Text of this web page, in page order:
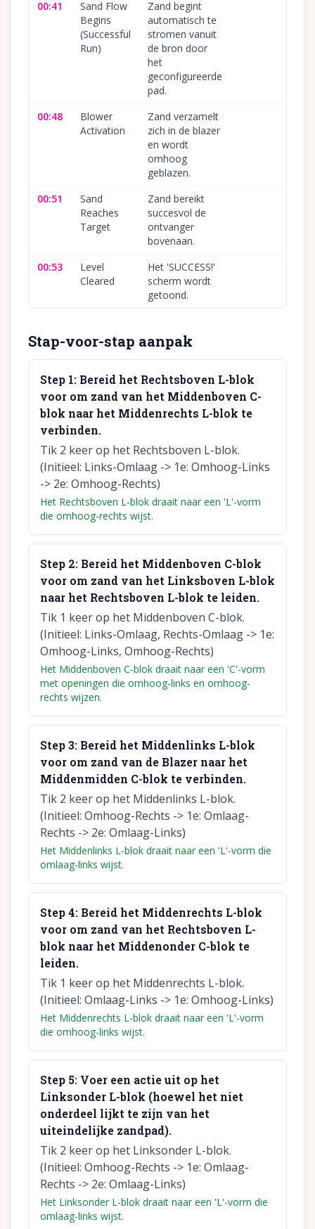
00:41
Sand Flow
Begins
(Successful
Run)
Zand begint
automatisch te
stromen vanuit
de bron door
het
geconfigureerde
pad.
00:48
Blower
Activation
Zand verzamelt
zich in de blazer
en wordt
omhoog
geblazen.
00:51
Sand
Reaches
Target
Zand bereikt
succesvol de
ontvanger
bovenaan.
00:53
Level
Cleared
Het 'SUCCESS!'
scherm wordt
getoond.
Stap-voor-stap aanpak
Step 1: Bereid het Rechtsboven L-blok
voor om zand van het Middenboven C-
blok naar het Middenrechts L-blok te
verbinden.
Tik 2 keer op het Rechtsboven L-blok.
(Initieel: Links-Omlaag -> 1e: Omhoog-Links
-> 2e: Omhoog-Rechts)
Het Rechtsboven L-blok draait naar een 'L'-vorm
die omhoog-rechts wijst.
Step 2: Bereid het Middenboven C-blok
voor om zand van het Linksboven L-blok
naar het Rechtsboven L-blok te leiden.
Tik 1 keer op het Middenboven C-blok.
(Initieel: Links-Omlaag, Rechts-Omlaag -> 1e:
Omhoog-Links, Omhoog-Rechts)
Het Middenboven C-blok draait naar een 'C'-vorm
met openingen die omhoog-links en omhoog-
rechts wijzen.
Step3: Bereid het Middenlinks L-blok
voor om zand van de Blazer naar het
Middenmidden C-blok te verbinden.
Tik 2 keer op het Middenlinks L-blok.
(Initieel: Omhoog-Rechts -> 1e: Omlaag-
Rechts -> 2e: Omlaag-Links)
Het Middenlinks L-blok draait naar een 'L'-vorm die
omlaag-links wijst.
Step4: Bereid het Middenrechts L-blok
voor om zand van het Rechtsboven L-
blok naar het Middenonder C-blok te
leiden.
Tik 1 keer op het Middenrechts L-blok.
(Initieel: Omlaag-Links -> 1e: Omhoog-Links)
Het Middenrechts L-blok draait naar een 'L'-vorm
die omhoog-links wijst.
Step 5: Voer een actie uit op het
Linksonder L-blok (hoewel het niet
onderdeel lijkt te zijn van het
uiteindelijke zandpad).
Tik 2 keer op het Linksonder L-blok.
(Initieel: Omhoog-Rechts -> 1e: Omlaag-
Rechts -> 2e: Omlaag-Links)
Het Linksonder L-blok draait naar een 'L'-vorm die
omlaag-links wijst.